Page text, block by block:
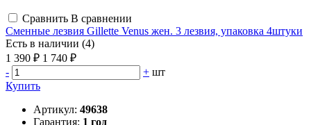
Сравнить В сравнении
Сменные лезвия Gillette Venus жен. 3 лезвия, упаковка 4штуки
Есть в наличии (4)
1 390 ₽ 1 740 ₽
-
+ шт
Купить
Артикул: 49638
Гарантия: 1 год